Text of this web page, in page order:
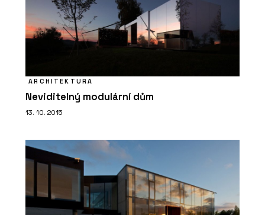
ARCHITEKTURA
Neviditelný modulární dům
13. 10. 2015